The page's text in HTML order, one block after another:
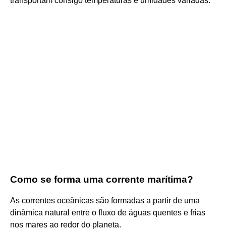
Como se forma uma corrente marítima?
As correntes oceânicas são formadas a partir de uma
dinâmica natural entre o fluxo de águas quentes e frias
nos mares ao redor do planeta.